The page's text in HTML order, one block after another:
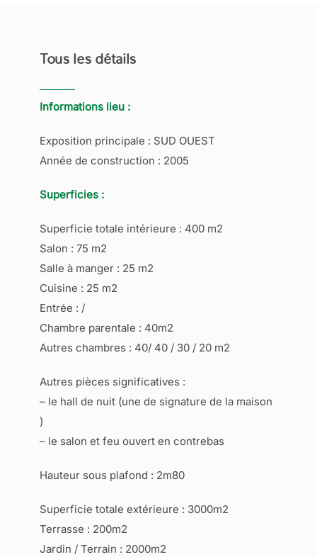
Tous les détails
Informations lieu :
Exposition principale : SUD OUEST
Année de construction : 2005
Superficies :
Superficie totale intérieure : 400 m2
Salon : 75 m2
Salle à manger : 25 m2
Cuisine : 25 m2
Entrée : /
Chambre parentale : 40m2
Autres chambres : 40/ 40 / 30 / 20 m2
Autres pièces significatives :
– le hall de nuit (une de signature de la maison
)
– le salon et feu ouvert en contrebas
Hauteur sous plafond : 2m80
Superficie totale extérieure : 3000m2
Terrasse : 200m2
Jardin / Terrain : 2000m2